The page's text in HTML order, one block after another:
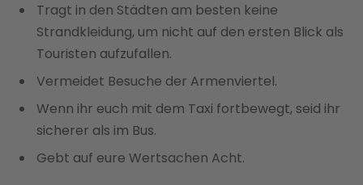
Tragt in den Städten am besten keine
Strandkleidung, um nicht auf den ersten Blick als
Touristen aufzufallen.
Vermeidet Besuche der Armenviertel.
Wenn ihr euch mit dem Taxi fortbewegt, seid ihr
sicherer als im Bus.
Gebt auf eure Wertsachen Acht.